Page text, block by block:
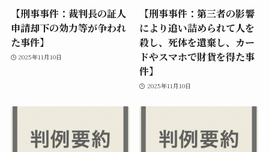
【刑事事件：裁判長の証人
申請却下の効力等が争われ
た事件】
2025年11月10日
【刑事事件：第三者の影響
により追い詰められて人を
殺し、死体を遺棄し、カー
ドやスマホで財貨を得た事
件】
2025年11月10日